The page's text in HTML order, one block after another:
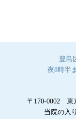
豊島
夜8時半
〒170-0002 東
当院の入